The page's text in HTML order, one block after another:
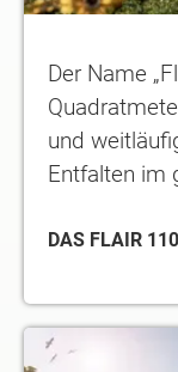
Der Name
und
Entfalten im
DAS FLAIR